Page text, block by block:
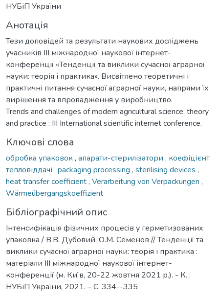
НУБіП України
Анотація
Тези доповідей та результати наукових досліджень
учасників IIІ міжнародної наукової інтернет-
конференції «Тенденції та виклики сучасної аграрної
науки: теорія і практика». Висвітлено теоретичні і
практичні питання сучасної аграрної науки, напрями їх
вирішення та впровадження у виробництво.
Trends and challenges of modern agricultural science: theory
and practice : III International scientific internet conference.
Ключові слова
обробка упаковок, апарати-стерилізатори , коефіцієнт
тепловіддачі , packaging processing , sterilising devices ,
heat transfer coefficient, Verarbeitung von Verpackungen ,
Wärmeübergangskoeffizient
Бібліографічний опис
Інтенсифікація фізичних процесів у герметизованих
упаковка / В.В. Дубовий, О.М. Семенов // Тенденції та
виклики сучасної аграрної науки: теорія і практика :
матеріали IIІ міжнародної наукової інтернет-
конференції (м. Київ, 20-22 жовтня 2021 р.). - К. :
НУБіП України, 2021. – С. 334--335